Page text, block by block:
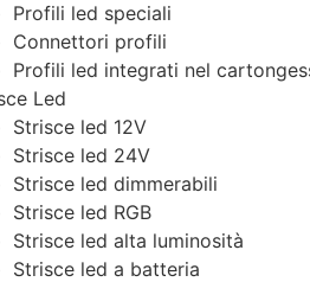
Profili led speciali
Connettori profili
Profili led integrati nel
Led
Strisce led 12V
Strisce led 24V
Strisce led dimmerabili
Strisce led RGB
Strisce led alta luminosità
Strisce led a batteria